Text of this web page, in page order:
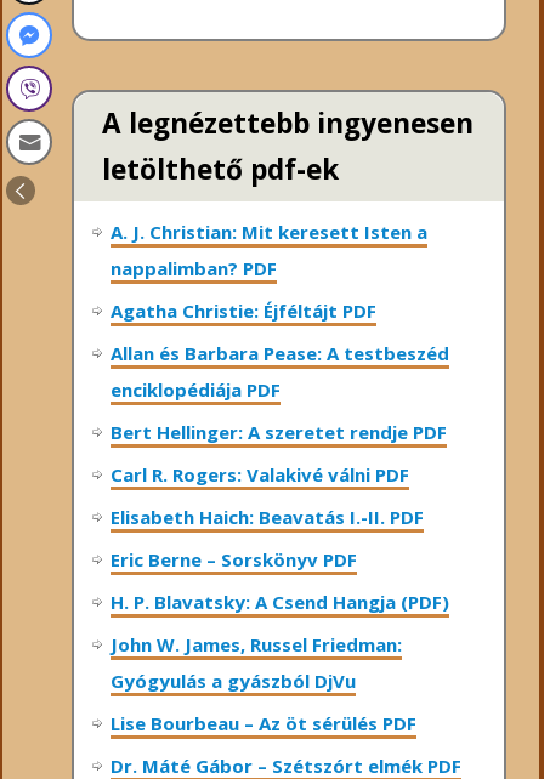
A legnézettebb ingyenesen
letölthető pdf-ek
A. J. Christian: Mit keresett Isten a
nappalimban? PDF
Agatha Christie: Éjféltájt PDF
Allan és Barbara Pease: A testbeszéd
enciklopédiája PDF
Bert Hellinger: A ​szeretet rendje PDF
Carl R. Rogers: Valakivé válni PDF
Elisabeth Haich: Beavatás I.-II. PDF
Eric Berne – Sorskönyv PDF
H. P. Blavatsky: A Csend Hangja (PDF)
John W. James, Russel Friedman:
Gyógyulás a gyászból DjVu
Lise Bourbeau – Az öt sérülés PDF
Dr. Máté Gábor – Szétszórt elmék PDF